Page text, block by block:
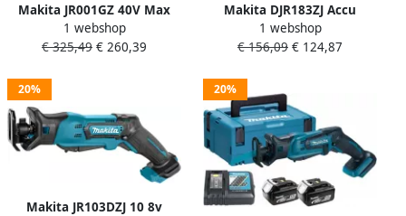
Makita JR001GZ 40V Max
Reciprozaag Zonder
accu&apos;s en lader
1 webshop
€ 325,49 € 260,39
Makita DJR183ZJ Accu
reciprozaag LXT 18V Zonder
accu&apos;s en lader
1 webshop
€ 156,09 € 124,87
20%
Makita JR103DZJ 10 8v
20%